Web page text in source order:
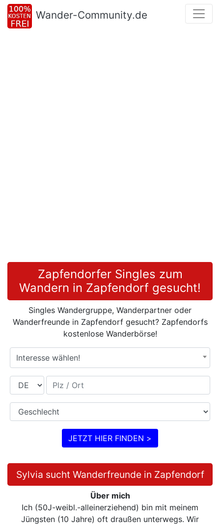
Wander-Community.de
Zapfendorfer Singles zum
Wandern in Zapfendorf gesucht!
Singles Wandergruppe, Wanderpartner oder
Wanderfreunde in Zapfendorf gesucht? Zapfendorfs
kostenlose Wanderbörse!
Interesse wählen!
Land Plz / Ort
Geschlecht
JETZT HIER FINDEN >
Sylvia sucht Wanderfreunde in Zapfendorf
Über mich
Ich (50J-weibl.-alleinerziehend) bin mit meinem
Jüngsten (10 Jahre) oft draußen unterwegs. Wir